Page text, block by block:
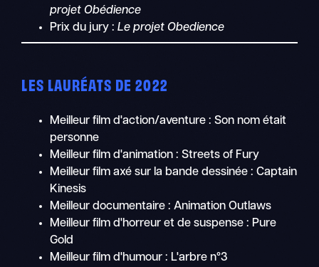
projet Obédience
Prix du jury :Le projet Obedience
LES LAURÉATS DE 2022
Meilleur film d'action/aventure : Son nom était
personne
Meilleur film d'animation : Streets of Fury
Meilleur film axé sur la bande dessinée : Captain
Kinesis
Meilleur documentaire : Animation Outlaws
Meilleur film d'horreur et de suspense : Pure
Gold
Meilleur film d'humour : L'arbre n°3